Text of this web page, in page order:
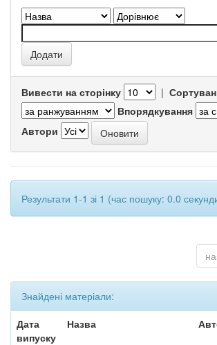
Вивести на сторінку |
Впорядкування
Автори
Результати 1-1 зі 1 (час пошуку: 0.0
Знайдені матеріали:
Дата
випуску
Назва